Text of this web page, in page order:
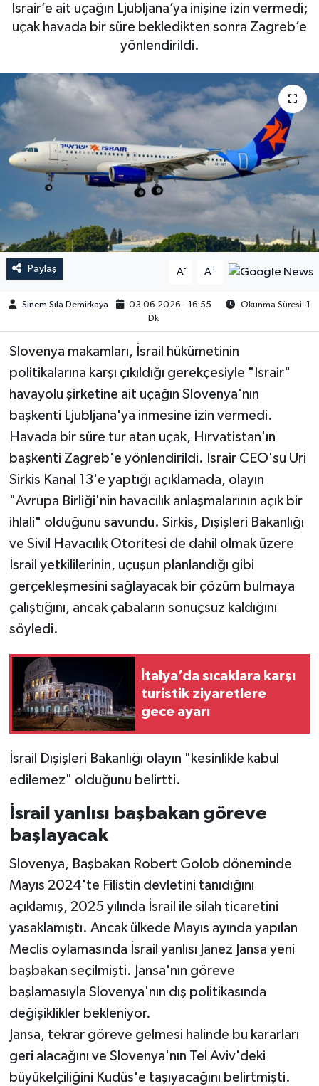
Israir’e ait uçağın Ljubljana’ya inişine izin vermedi;
uçak havada bir süre bekledikten sonra Zagreb’e
yönlendirildi.
Paylaş A- A+
Sinem Sıla Demirkaya 03.06.2026 - 16:55
Okunma Süresi: 1
Dk
Slovenya makamları, İsrail hükümetinin
politikalarına karşı çıkıldığı gerekçesiyle "Israir"
havayolu şirketine ait uçağın Slovenya'nın
başkenti Ljubljana'ya inmesine izin vermedi.
Havada bir süre tur atan uçak, Hırvatistan'ın
başkenti Zagreb'e yönlendirildi. Israir CEO'su Uri
Sirkis Kanal 13'e yaptığı açıklamada, olayın
"Avrupa Birliği'nin havacılık anlaşmalarının açık bir
ihlali" olduğunu savundu. Sirkis, Dışişleri Bakanlığı
ve Sivil Havacılık Otoritesi de dahil olmak üzere
İsrail yetkililerinin, uçuşun planlandığı gibi
gerçekleşmesini sağlayacak bir çözüm bulmaya
çalıştığını, ancak çabaların sonuçsuz kaldığını
söyledi.
İtalya’da sıcaklara karşı
turistik ziyaretlere
gece ayarı
İsrail Dışişleri Bakanlığı olayın "kesinlikle kabul
edilemez" olduğunu belirtti.
İsrail yanlısı başbakan göreve
başlayacak
Slovenya, Başbakan Robert Golob döneminde
Mayıs 2024'te Filistin devletini tanıdığını
açıklamış, 2025 yılında İsrail ile silah ticaretini
yasaklamıştı. Ancak ülkede Mayıs ayında yapılan
Meclis oylamasında İsrail yanlısı Janez Jansa yeni
başbakan seçilmişti. Jansa'nın göreve
başlamasıyla Slovenya'nın dış politikasında
değişiklikler bekleniyor.
Jansa, tekrar göreve gelmesi halinde bu kararları
geri alacağını ve Slovenya'nın Tel Aviv'deki
büyükelçiliğini Kudüs'e taşıyacağını belirtmişti.